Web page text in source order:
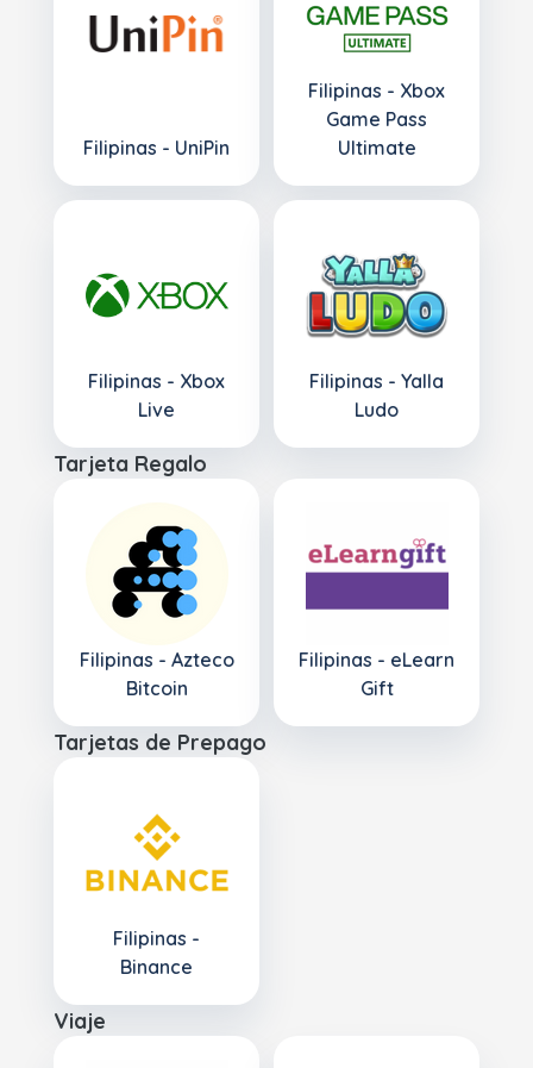
Filipinas - UniPin
Filipinas - Xbox
Game Pass
Ultimate
Filipinas - Xbox
Live
Filipinas - Yalla
Ludo
Tarjeta Regalo
Filipinas - Azteco
Bitcoin
Filipinas - eLearn
Gift
Tarjetas de Prepago
Filipinas -
Binance
Viaje